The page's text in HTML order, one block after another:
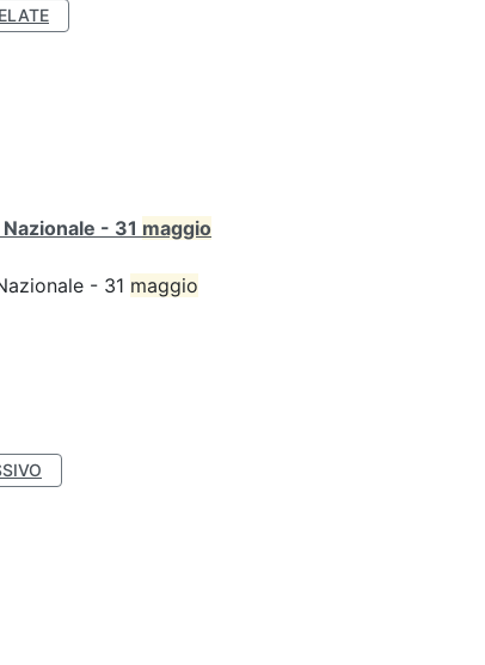
- 31 maggio
- 31 maggio